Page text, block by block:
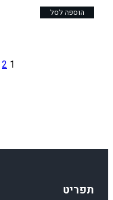
הוספה לסל
1
2
תפריט